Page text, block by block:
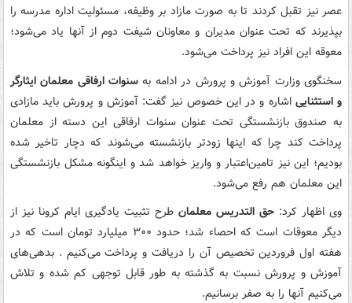
عصر نیز تقبل کردند تا به صورت مازاد بر وظیفه، مسئولیت اداره مدرسه را
بپذیرند که تحت عنوان مدیران و معاونان شیفت دوم از آنها یاد می‌شود؛
معوقه این افراد نیز پرداخت می‌شود.
سخنگوی وزارت آموزش و پرورش در ادامه به سنوات ارفاقی معلمان ایثارگر
و استثناییاشاره و در این خصوص نیز گفت: آموزش و پرورش باید مازادی
به صندوق بازنشستگی تحت عنوان سنوات ارفاقی این دسته از معلمان
پرداخت کند چرا که اینها زودتر بازنشسته می‌شوند که دچار تاخیر شده
بودیم؛ این نیز تامین‌اعتبار و واریز خواهد شد و اینگونه مشکل بازنشستگی
این معلمان هم رفع می‌شود.
وی اظهار کرد: حق التدریس معلمان طرح تثبیت یادگیری ایام کرونا نیز از
دیگر معوقات است که احصاء شد؛ حدود ۳۰۰ میلیارد تومان است که در
هفته اول فروردین تخصیص آن را دریافت و پرداخت می‌کنیم . بدهی‌های
آموزش و پرورش نسبت به گذشته به طور قابل توجهی کم شده و تلاش
می‌کنیم آنها را به صفر برسانیم.